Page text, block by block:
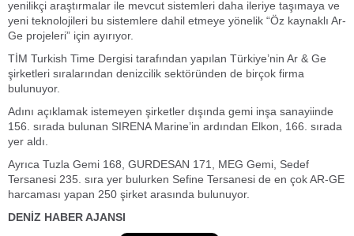
yenilikçi araştırmalar ile mevcut sistemleri daha ileriye taşımaya ve
yeni teknolojileri bu sistemlere dahil etmeye yönelik “Öz kaynaklı Ar-
Ge projeleri” için ayırıyor.
TİM Turkish Time Dergisi tarafından yapılan Türkiye’nin Ar & Ge
şirketleri sıralarından denizcilik sektöründen de birçok firma
bulunuyor.
Adını açıklamak istemeyen şirketler dışında gemi inşa sanayiinde
156. sırada bulunan SIRENA Marine’in ardından Elkon, 166. sırada
yer aldı.
Ayrıca Tuzla Gemi 168, GURDESAN 171, MEG Gemi, Sedef
Tersanesi 235. sıra yer bulurken Sefine Tersanesi de en çok AR-GE
harcaması yapan 250 şirket arasında bulunuyor.
DENİZ HABER AJANSI